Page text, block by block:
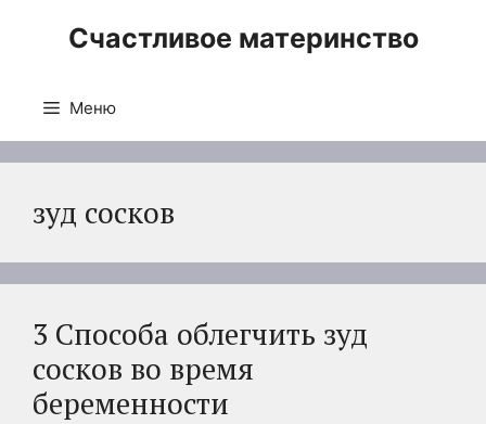
Счастливое материнство
Меню
зуд сосков
3 Способа облегчить зуд
сосков во время
беременности